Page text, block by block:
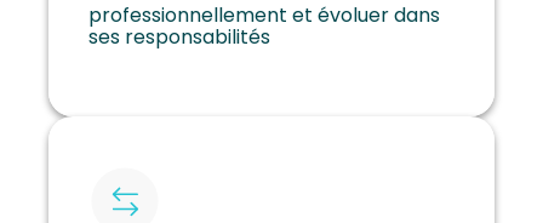
professionnellement et évoluer dans
ses responsabilités